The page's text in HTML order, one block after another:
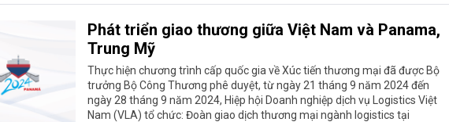
Phát triển giao thương giữa Việt Nam và Panama,
Trung Mỹ
Thực hiện chương trình cấp quốc gia về Xúc tiến thương mại đã được Bộ
trưởng Bộ Công Thương phê duyệt, từ ngày 21 tháng 9 năm 2024 đến
ngày 28 tháng 9 năm 2024, Hiệp hội Doanh nghiệp dịch vụ Logistics Việt
Nam (VLA) tổ chức: Đoàn giao dịch thương mại ngành logistics tại